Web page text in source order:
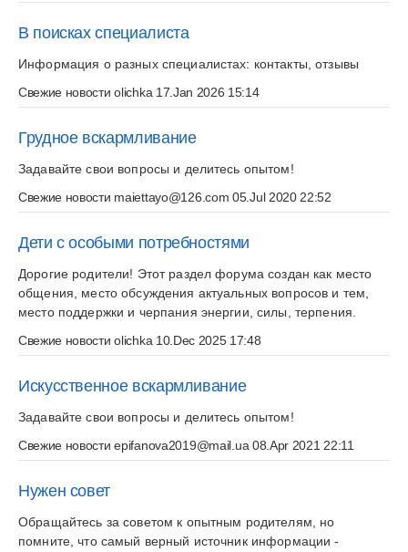
В поисках специалиста
Информация о разных специалистах: контакты, отзывы
Свежие новостиolichka 17.Jan 2026 15:14
Грудное вскармливание
Задавайте свои вопросы и делитесь опытом!
Свежие новости maiettayo@126.com 05.Jul 2020 22:52
Дети с особыми потребностями
Дорогие родители! Этот раздел форума создан как место
общения, место обсуждения актуальных вопросов и тем,
место поддержки и черпания энергии, силы, терпения.
Свежие новостиolichka 10.Dec 2025 17:48
Искусственное вскармливание
Задавайте свои вопросы и делитесь опытом!
Свежие новостиepifanova2019@mail.ua 08.Apr 2021 22:11
Нужен совет
Обращайтесь за советом к опытным родителям, но
помните, что самый верный источник информации -